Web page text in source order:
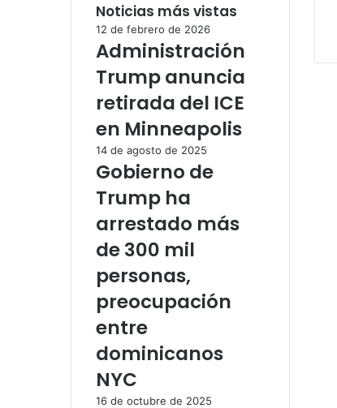
Noticias más vistas
12 de febrero de 2026
Administración
Trump anuncia
retirada del ICE
en Minneapolis
14 de agosto de 2025
Gobierno de
Trump ha
arrestado más
de 300 mil
personas,
preocupación
entre
dominicanos
NYC
16 de octubre de 2025